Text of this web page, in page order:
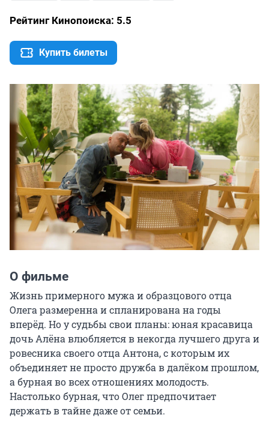
Рейтинг Кинопоиска: 5.5
Купить билеты
О фильме
Жизнь примерного мужа и образцового отца
Олега размеренна и спланирована на годы
вперёд. Но у судьбы свои планы: юная красавица
дочь Алёна влюбляется в некогда лучшего друга и
ровесника своего отца Антона, с которым их
объединяет не просто дружба в далёком прошлом,
а бурная во всех отношениях молодость.
Настолько бурная, что Олег предпочитает
держать в тайне даже от семьи.